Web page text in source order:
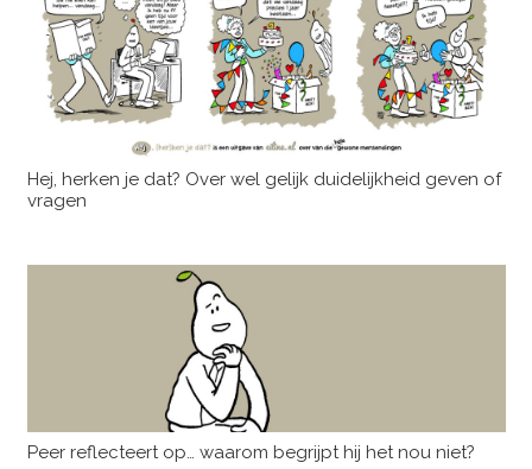
Hej, herken je dat? Over wel gelijk duidelijkheid geven of
vragen
Peer reflecteert op… waarom begrijpt hij het nou niet?